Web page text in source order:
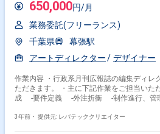
650,000円/月
業務委託(フリーランス)
千葉県
幕張駅
アートディレクター
デザイナー
作業内容 ・行政系月刊広報誌の編集ディレ
ただきます。 ・主に下記作業をご担当い
成 -要件定義 -外注折衝 -制作進行、管
3年前・ 提供元: レバテッククリエイター